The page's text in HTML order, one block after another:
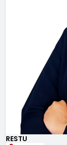
RESTU